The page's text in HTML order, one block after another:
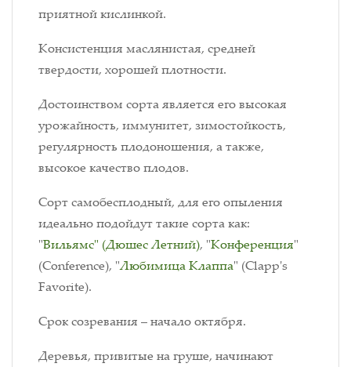
приятной кислинкой.
Консистенция маслянистая, средней
твердости, хорошей плотности.
Достоинством сорта является его высокая
урожайность, иммунитет, зимостойкость,
регулярность плодоношения, а также,
высокое качество плодов.
Сорт самобесплодный, для его опыления
идеально подойдут такие сорта как:
"Вильямс" (Дюшес Летний), "Конференция"
(Conference), "Любимица Клаппа" (Clapp's
Favorite).
Срок созревания – начало октября.
Деревья, привитые на груше, начинают